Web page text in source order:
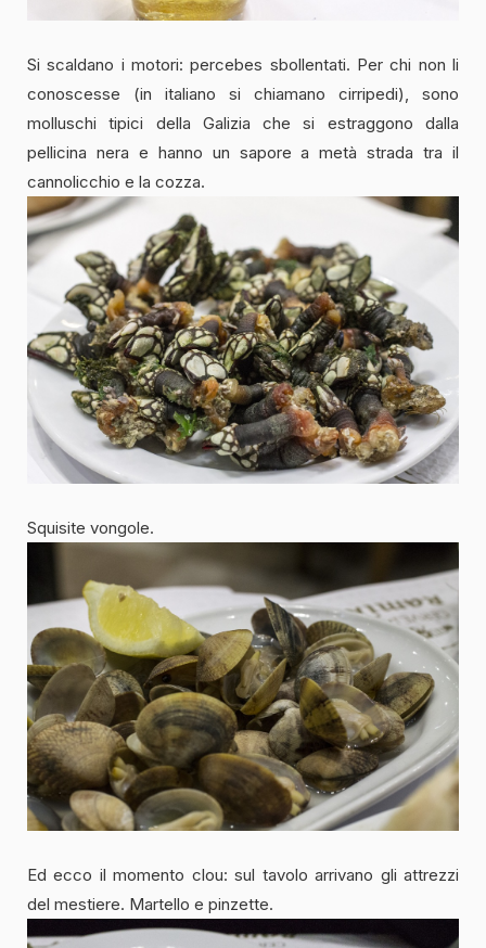
Si scaldano i motori: percebes sbollentati. Per chi non li
conoscesse (in italiano si chiamano cirripedi), sono
molluschi tipici della Galizia che si estraggono dalla
pellicina nera e hanno un sapore a metà strada tra il
cannolicchio e la cozza.
Squisite vongole.
Ed ecco il momento clou: sul tavolo arrivano gli attrezzi
del mestiere. Martello e pinzette.